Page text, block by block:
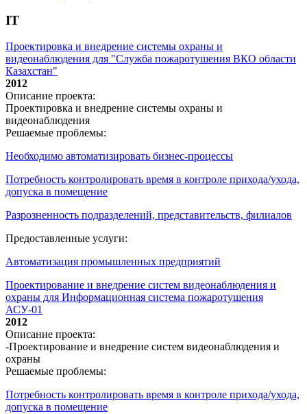
IT
Проектировка и внедрение системы охраны и
видеонаблюдения для "Служба пожаротушения ВКО области
Казахстан"
2012
Описание проекта:
Проектировка и внедрение системы охраны и
видеонаблюдения
Решаемые проблемы:
Необходимо автоматизировать бизнес-процессы
Потребность контролировать время в контроле прихода/ухода,
допуска в помещение
Разрозненность подразделений, представительств, филиалов
Предоставленные услуги:
Автоматизация промышленных предприятий
Проектирование и внедрение систем видеонаблюдения и
охраны для Информационная система пожаротушения
АСУ-01
2012
Описание проекта:
-Проектирование и внедрение систем видеонаблюдения и
охраны
Решаемые проблемы:
Потребность контролировать время в контроле прихода/ухода,
допуска в помещение